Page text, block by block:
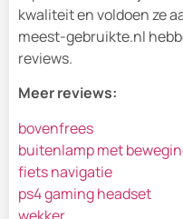
kwaliteit en voldoen ze
meest-gebruikte.nl
reviews.
Meer reviews:
bovenfrees
buitenlamp met
fiets navigatie
ps4 gaming headset